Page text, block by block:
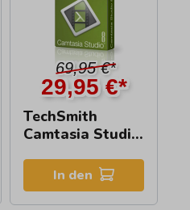
TechSmith
Camtasia Studio
29,95 €*
69,95 €*
In den